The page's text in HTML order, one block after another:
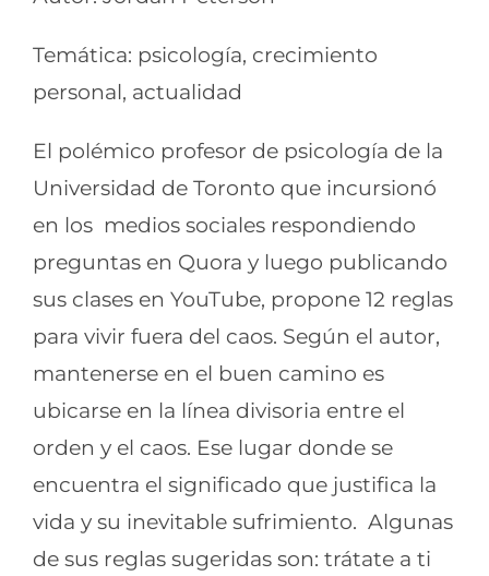
Temática: psicología, crecimiento
personal, actualidad
El polémico profesor de psicología de la
Universidad de Toronto que incursionó
en los medios sociales respondiendo
preguntas en Quora y luego publicando
sus clases en YouTube, propone 12 reglas
para vivir fuera del caos. Según el autor,
mantenerse en el buen camino es
ubicarse en la línea divisoria entre el
orden y el caos. Ese lugar donde se
encuentra el significado que justifica la
vida y su inevitable sufrimiento. Algunas
de sus reglas sugeridas son: trátate a ti